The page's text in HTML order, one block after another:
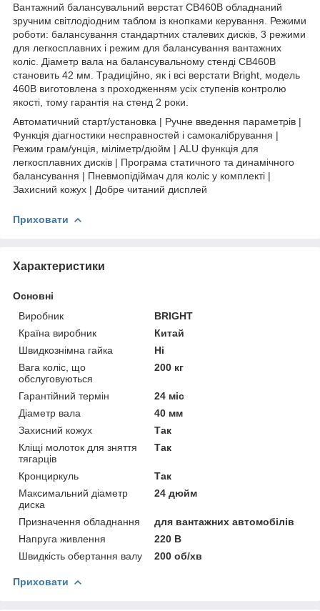
Вантажний балансувальний верстат СВ460В обладнаний
зручним світлодіодним таблом із кнопками керування. Режими
роботи: балансування стандартних сталевих дисків, 3 режими
для легкосплавних і режим для балансування вантажних
коліс. Діаметр вала на балансувальному стенді CB460B
становить 42 мм. Традиційно, як і всі верстати Bright, модель
460B виготовлена з проходженням усіх ступенів контролю
якості, тому гарантія на стенд 2 роки.
Автоматичний старт/установка | Ручне введення параметрів |
Функція діагностики несправностей і самокалібрування |
Режим грам/унція, міліметр/дюйм | ALU функція для
легкосплавних дисків | Програма статичного та динамічного
балансування | Пневмопідіймач для коліс у комплекті |
Захисний кожух | Добре читаний дисплей
Приховати
Характеристики
Основні
Виробник
BRIGHT
Країна виробник
Китай
Швидкознімна гайка
Ні
Вага коліс, що
обслуговуються
200 кг
Гарантійний термін
24 міс
Діаметр вала
40 мм
Захисний кожух
Так
Кліщі молоток для зняття
тягарців
Так
Кронциркуль
Так
Максимальний діаметр
диска
24 дюйм
Призначення обладнання
для вантажних автомобілів
Напруга живлення
220 В
Швидкість обертання валу
200 об/хв
Приховати